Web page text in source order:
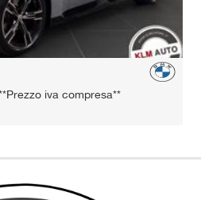
iva compresa**